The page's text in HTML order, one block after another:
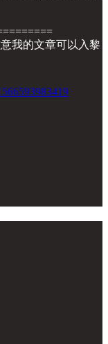
意我的文章可以入黎